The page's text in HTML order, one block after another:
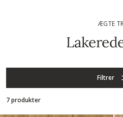
ÆGTE
Filtrer
7 produkter